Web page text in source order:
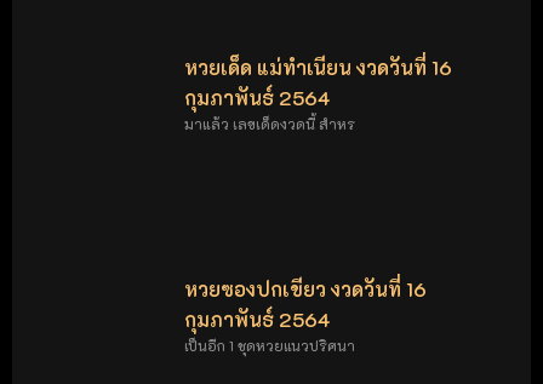
หวยเด็ด แม่ทำเนียน งวดวันที่ 16
กุมภาพันธ์ 2564
มาแล้ว เลขเด็ดงวดนี้ สำหร
หวยซองปกเขียว งวดวันที่ 16
กุมภาพันธ์ 2564
เป็นอีก 1 ชุดหวยแนวปริศนา